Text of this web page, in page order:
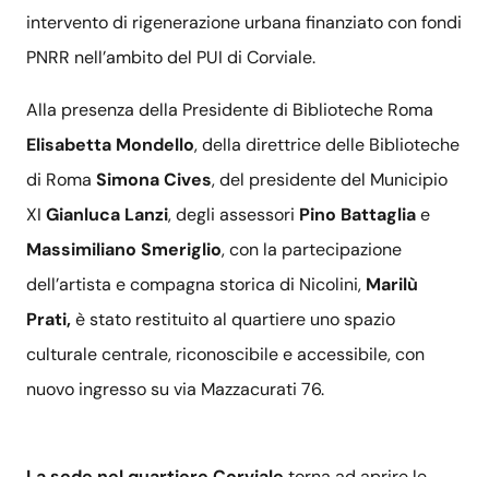
intervento di rigenerazione urbana finanziato con fondi
PNRR nell’ambito del PUI di Corviale.
Alla presenza della Presidente di Biblioteche Roma
Elisabetta Mondello, della direttrice delle Biblioteche
di Roma Simona Cives, del presidente del Municipio
XI Gianluca Lanzi, degli assessori Pino Battagliae
Massimiliano Smeriglio, con la partecipazione
dell’artista e compagna storica di Nicolini, Marilù
Prati,è stato restituito al quartiere uno spazio
culturale centrale, riconoscibile e accessibile, con
nuovo ingresso su via Mazzacurati 76.